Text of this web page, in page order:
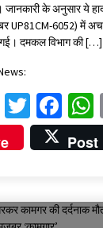
जानकारी के अनुसार ये
UP81CM-6052) में
दमकल विभाग की […]
Post